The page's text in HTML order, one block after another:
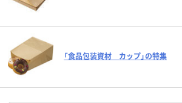
「食品包装資材 カップ」の特集